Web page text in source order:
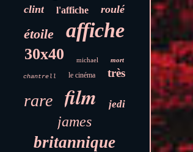
clint l'affiche roulé
étoile affiche
30x40 michael mort
chantrell le cinéma très
rare film jedi
james
britannique